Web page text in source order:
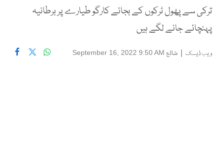
ترکی سے پھول ٹرکوں کے بجائے کارگو طیارے پر برطانیہ
پہنچائے جانے لگے ہیں
ویب ڈیسک | شائع September 16, 2022 9:50 AM